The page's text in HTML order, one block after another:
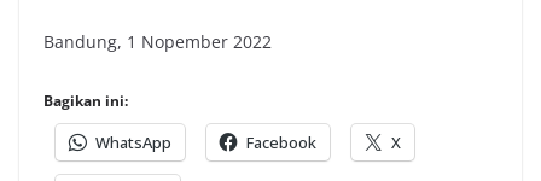
Bandung, 1 Nopember 2022
Bagikan ini:
WhatsApp Facebook X